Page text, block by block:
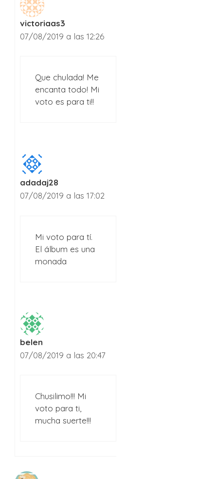
victoriaas3
07/08/2019 a las 12:26
Que chulada! Me
encanta todo! Mi
voto es para ti!!
adadaj28
07/08/2019 a las 17:02
Mi voto para tí.
El álbum es una
monada
belen
07/08/2019 a las 20:47
Chusilimo!!! Mi
voto para ti,
mucha suerte!!!